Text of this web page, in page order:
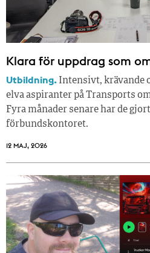
Klara för uppdrag som
Utbildning. Intensivt, krävande
elva aspiranter på Transports
Fyra månader senare har de
förbundskontoret.
12 MAJ, 2026